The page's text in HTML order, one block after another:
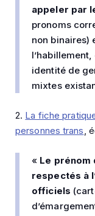
appeler par
pronoms
non binaires)
identité de
mixtes
2. La fiche
personnes trans ,
« Le prénom
respectés à
officiels